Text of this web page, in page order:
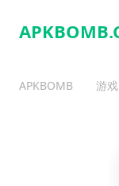
APKBOMB.
APKBOMB 游戏